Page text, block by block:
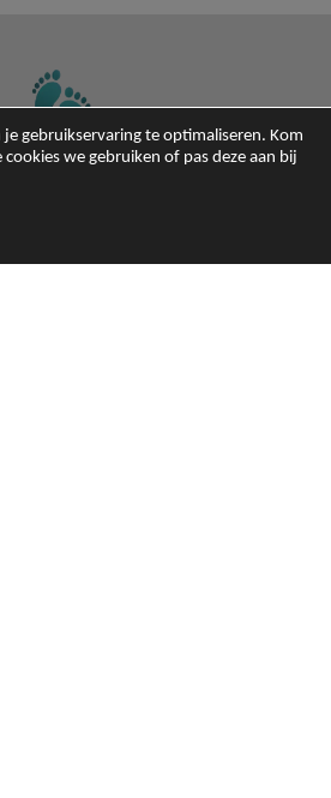
voetverzorging
gebruikservaring te optimaliseren. Kom
we gebruiken of pas deze aan bij